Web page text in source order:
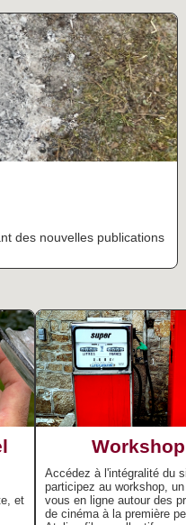
des nouvelles publications
et
Workshop
Accédez à l'intégralité du
participez au workshop,
vous en ligne autour des
de cinéma à la première